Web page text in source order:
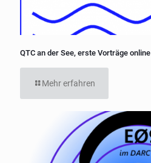
QTC an der See, erste Vorträge online
Mehr erfahren